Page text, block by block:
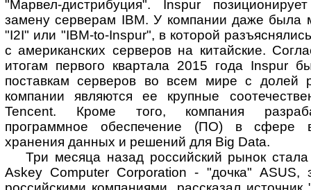
"Марвел-дистрибуция". Inspur
замену серверам IBM. У компании даже была
"I2I" или "IBM-to-Inspur", в которой
с американских серверов на китайские.
итогам первого квартала 2015 года Inspur
поставкам серверов во всем мире с долей
компании являются ее крупные
Tencent. Кроме того, компания
программное обеспечение (ПО) в сфере
хранения данных и решений для Big Data.
Три месяца назад российский рынок стала
Askey Computer Corporation - "дочка" ASUS,